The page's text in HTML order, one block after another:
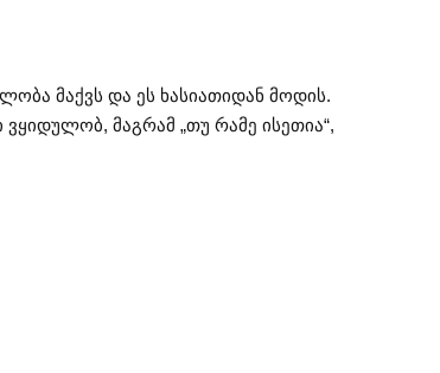
მაქვს და ეს ხასიათიდან მოდის.
მაგრამ „თუ რამე ისეთია“,